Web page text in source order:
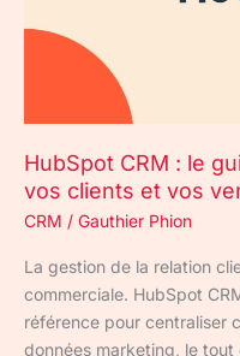
HubSpot CRM : le
vos clients et vos
CRM / Gauthier Phion
La gestion de la relation
commerciale. HubSpot
référence pour centraliser
données marketing, le
pour
vos
ventes
en